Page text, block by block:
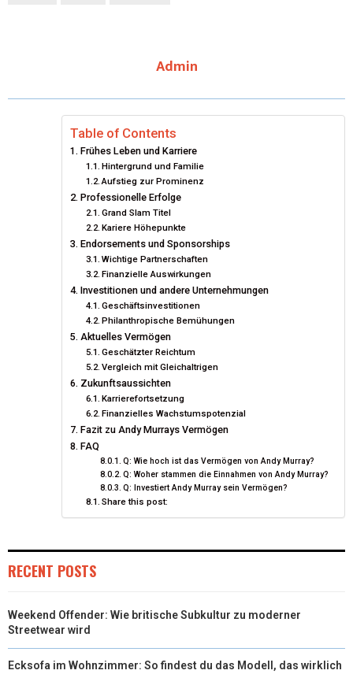
T O
K
R
E
T
I
Admin
Table of Contents
Frühes Leben und Karriere
Hintergrund und Familie
Aufstieg zur Prominenz
Professionelle Erfolge
Grand Slam Titel
Kariere Höhepunkte
Endorsements und Sponsorships
Wichtige Partnerschaften
Finanzielle Auswirkungen
Investitionen und andere Unternehmungen
Geschäftsinvestitionen
Philanthropische Bemühungen
Aktuelles Vermögen
Geschätzter Reichtum
Vergleich mit Gleichaltrigen
Zukunftsaussichten
Karrierefortsetzung
Finanzielles Wachstumspotenzial
Fazit zu Andy Murrays Vermögen
FAQ
Q: Wie hoch ist das Vermögen von Andy Murray?
Q: Woher stammen die Einnahmen von Andy Murray?
Q: Investiert Andy Murray sein Vermögen?
Share this post:
RECENT POSTS
Weekend Offender: Wie britische Subkultur zu moderner
Streetwear wird
Ecksofa im Wohnzimmer: So findest du das Modell, das wirklich